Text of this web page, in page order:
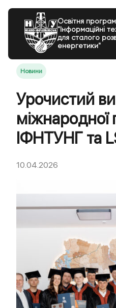
Освітня
"Інформаційні
для сталого
енергетики"
Новини
Урочистий
міжнародної
ІФНТУНГ та
10.04.2026